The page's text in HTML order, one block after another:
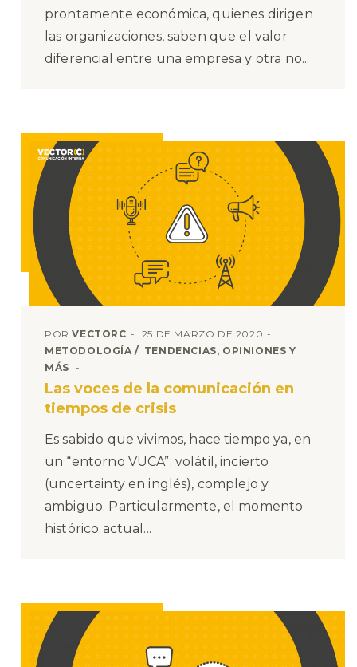
prontamente económica, quienes dirigen
las organizaciones, saben que el valor
diferencial entre una empresa y otra no...
PORVECTORC
25 DE MARZO DE 2020
METODOLOGÍA
TENDENCIAS, OPINIONES Y
MÁS
Las voces de la comunicación en
tiempos de crisis
Es sabido que vivimos, hace tiempo ya, en
un “entorno VUCA”: volátil, incierto
(uncertainty en inglés), complejo y
ambiguo. Particularmente, el momento
histórico actual...